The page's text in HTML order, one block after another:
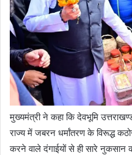
मुख्यमंत्री ने कहा कि देवभूमि
राज्य में जबरन धर्मांतरण के विरूद्ध
करने वाले दंगाईयों से ही सारे नुकसान